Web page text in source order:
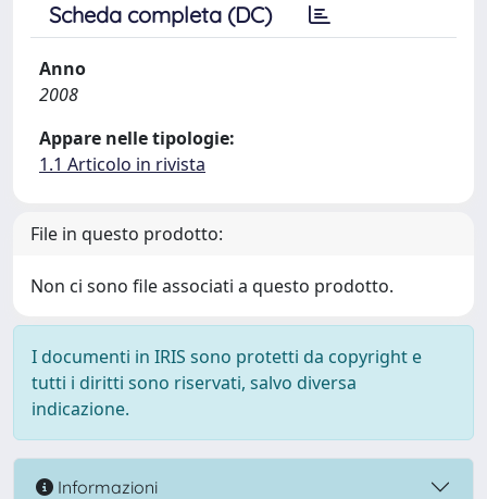
Scheda completa (DC)
Anno
2008
Appare nelle tipologie:
1.1 Articolo in rivista
File in questo prodotto:
Non ci sono file associati a questo prodotto.
I documenti in IRIS sono protetti da copyright e
tutti i diritti sono riservati, salvo diversa
indicazione.
Informazioni